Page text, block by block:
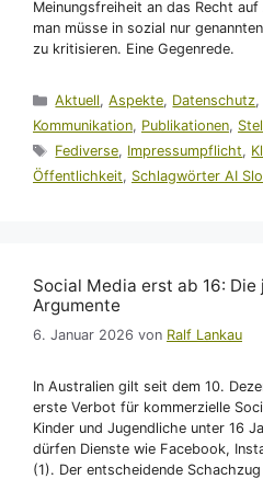
Meinungsfreiheit an das Recht
man müsse in sozial nur
zu kritisieren. Eine Gegenrede.
Kategorien
Aktuell,Aspekte, Datenschutz
Kommunikation, Publikationen,
Schlagwörter
Fediverse, Impressumpflicht,
Öffentlichkeit, Schlagwörter AI
Social Media erst ab 16:
Argumente
6. Januar 2026 von Ralf Lankau
In Australien gilt seit dem 10.
erste Verbot für kommerzielle
Kinder und Jugendliche unter 16
dürfen Dienste wie Facebook,
(1). Der entscheidende